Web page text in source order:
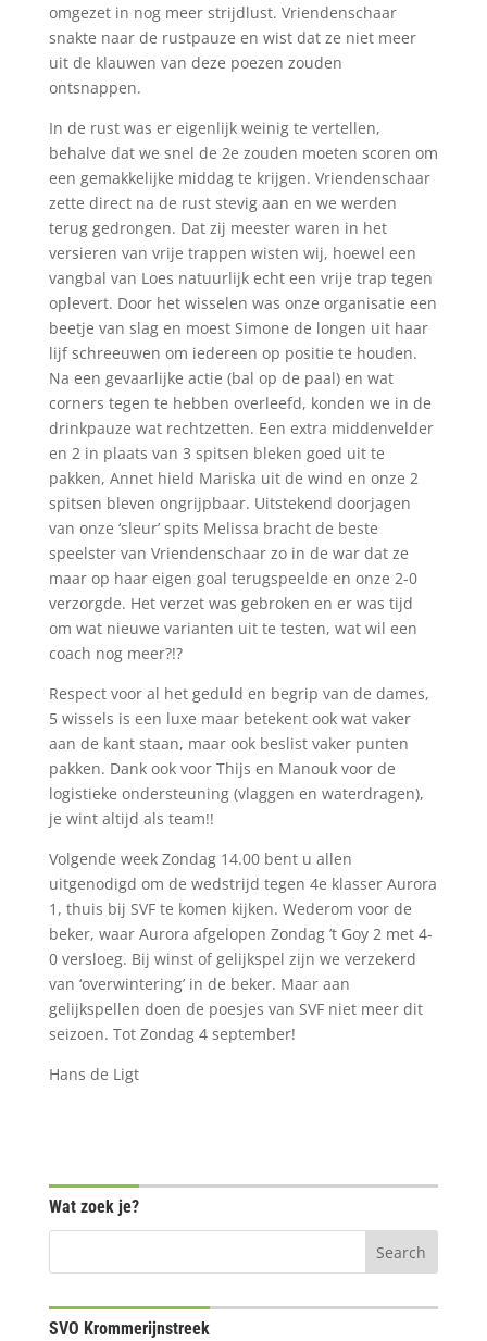
omgezet in nog meer strijdlust. Vriendenschaar
snakte naar de rustpauze en wist dat ze niet meer
uit de klauwen van deze poezen zouden
ontsnappen.
In de rust was er eigenlijk weinig te vertellen,
behalve dat we snel de 2e zouden moeten scoren om
een gemakkelijke middag te krijgen. Vriendenschaar
zette direct na de rust stevig aan en we werden
terug gedrongen. Dat zij meester waren in het
versieren van vrije trappen wisten wij, hoewel een
vangbal van Loes natuurlijk echt een vrije trap tegen
oplevert. Door het wisselen was onze organisatie een
beetje van slag en moest Simone de longen uit haar
lijf schreeuwen om iedereen op positie te houden.
Na een gevaarlijke actie (bal op de paal) en wat
corners tegen te hebben overleefd, konden we in de
drinkpauze wat rechtzetten. Een extra middenvelder
en 2 in plaats van 3 spitsen bleken goed uit te
pakken, Annet hield Mariska uit de wind en onze 2
spitsen bleven ongrijpbaar. Uitstekend doorjagen
van onze ‘sleur’ spits Melissa bracht de beste
speelster van Vriendenschaar zo in de war dat ze
maar op haar eigen goal terugspeelde en onze 2-0
verzorgde. Het verzet was gebroken en er was tijd
om wat nieuwe varianten uit te testen, wat wil een
coach nog meer?!?
Respect voor al het geduld en begrip van de dames,
5 wissels is een luxe maar betekent ook wat vaker
aan de kant staan, maar ook beslist vaker punten
pakken. Dank ook voor Thijs en Manouk voor de
logistieke ondersteuning (vlaggen en waterdragen),
je wint altijd als team!!
Volgende week Zondag 14.00 bent u allen
uitgenodigd om de wedstrijd tegen 4e klasser Aurora
1, thuis bij SVF te komen kijken. Wederom voor de
beker, waar Aurora afgelopen Zondag ’t Goy 2 met 4-
0 versloeg. Bij winst of gelijkspel zijn we verzekerd
van ‘overwintering’ in de beker. Maar aan
gelijkspellen doen de poesjes van SVF niet meer dit
seizoen. Tot Zondag 4 september!
Hans de Ligt
Wat zoek je?
SVO Krommerijnstreek